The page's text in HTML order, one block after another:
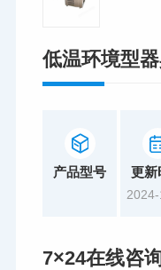
低温环境型
产品型号 更新
7×24在线咨